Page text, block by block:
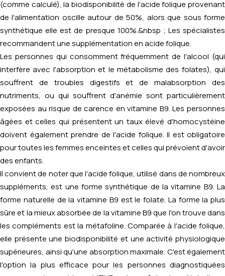
(comme calculé), la biodisponibilité de l'acide folique provenant
de l'alimentation oscille autour de 50%, alors que sous forme
synthétique elle est de presque 100%.&nbsp ; Les spécialistes
recommandent une supplémentation en acide folique.
Les personnes qui consomment fréquemment de l'alcool (qui
interfère avec l'absorption et le métabolisme des folates), qui
souffrent de troubles digestifs et de malabsorption des
nutriments, ou qui souffrent d'anémie sont particulièrement
exposées au risque de carence en vitamine B9. Les personnes
âgées et celles qui présentent un taux élevé d'homocystéine
doivent également prendre de l'acide folique. Il est obligatoire
pour toutes les femmes enceintes et celles qui prévoient d'avoir
des enfants.
Il convient de noter que l'acide folique, utilisé dans de nombreux
suppléments, est une forme synthétique de la vitamine B9. La
forme naturelle de la vitamine B9 est le folate. La forme la plus
sûre et la mieux absorbée de la vitamine B9 que l'on trouve dans
les compléments est la métafoline. Comparée à l'acide folique,
elle présente une biodisponibilité et une activité physiologique
supérieures, ainsi qu'une absorption maximale. C'est également
l'option la plus efficace pour les personnes diagnostiquées